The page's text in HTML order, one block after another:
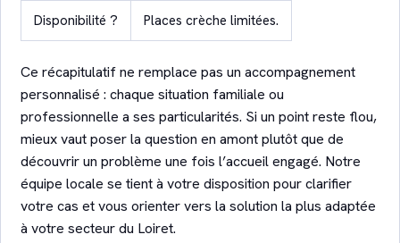
Disponibilité ? Places crèche limitées.
Ce récapitulatif ne remplace pas un accompagnement
personnalisé : chaque situation familiale ou
professionnelle a ses particularités. Si un point reste flou,
mieux vaut poser la question en amont plutôt que de
découvrir un problème une fois l’accueil engagé. Notre
équipe locale se tient à votre disposition pour clarifier
votre cas et vous orienter vers la solution la plus adaptée
à votre secteur du Loiret.